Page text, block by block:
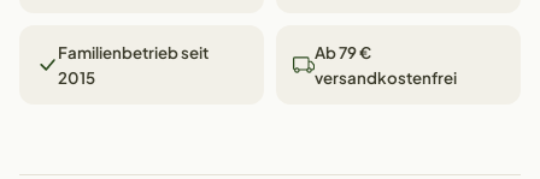
Familienbetrieb seit
2015
Ab 79 €
versandkostenfrei